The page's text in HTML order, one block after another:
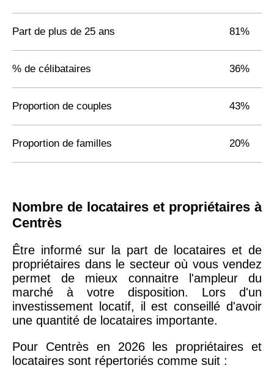
Part de plus de 25 ans 81%
% de célibataires 36%
Proportion de couples 43%
Proportion de familles 20%
Nombre de locataires et propriétaires à
Centrès
Être informé sur la part de locataires et de
propriétaires dans le secteur où vous vendez
permet de mieux connaitre l'ampleur du
marché à votre disposition. Lors d'un
investissement locatif, il est conseillé d'avoir
une quantité de locataires importante.
Pour Centrès en 2026 les propriétaires et
locataires sont répertoriés comme suit :